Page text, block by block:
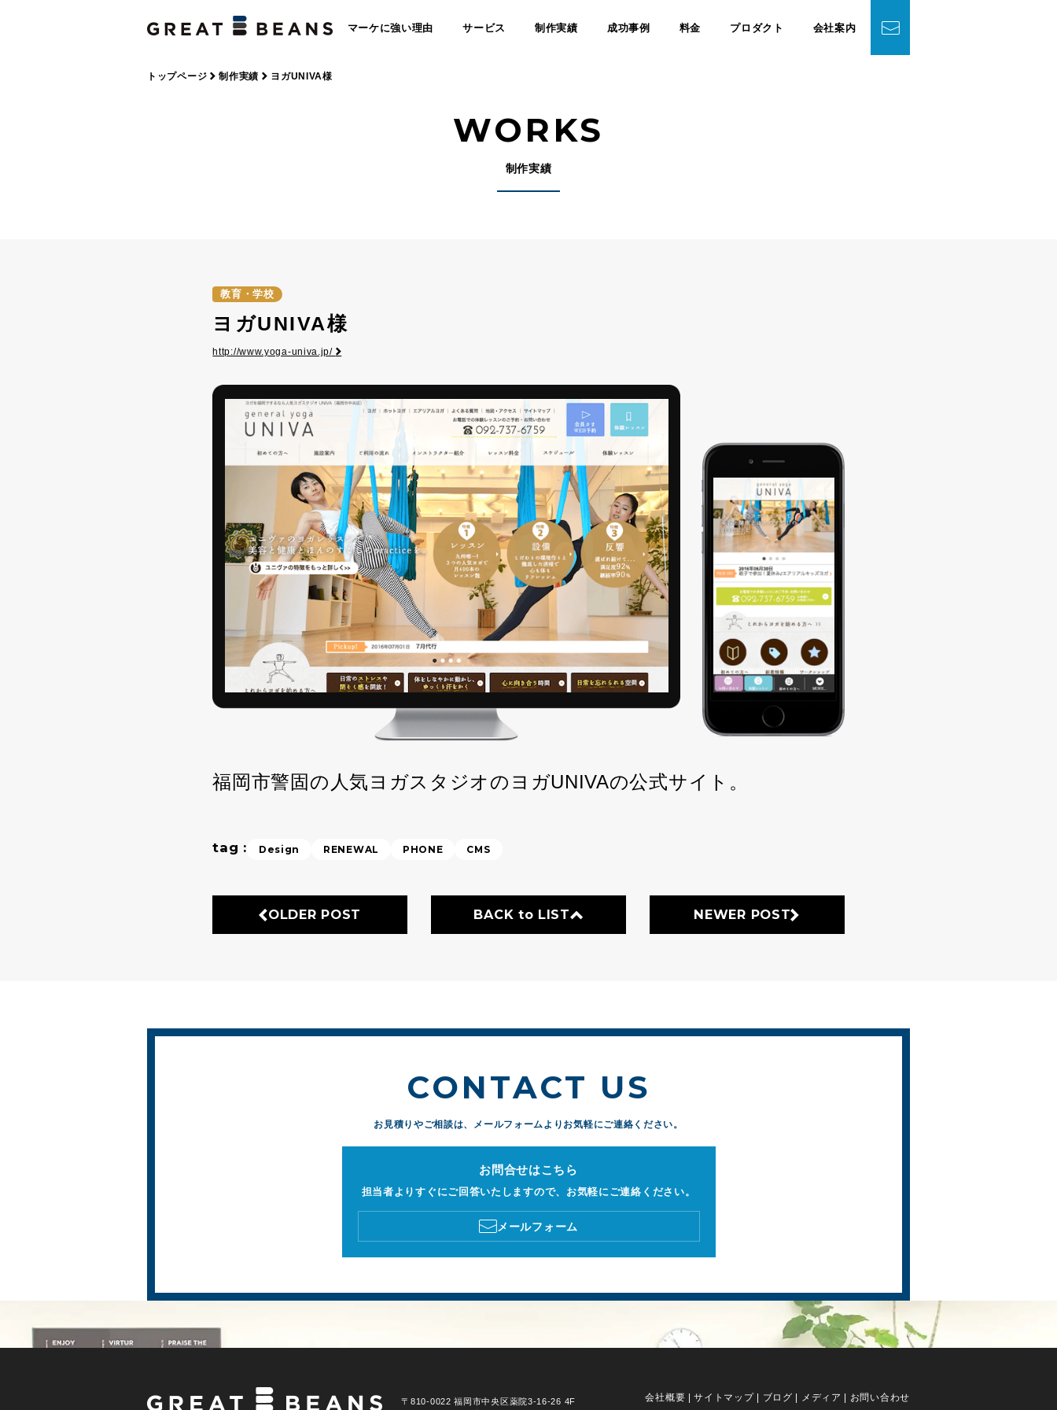
マーケに強い理由 サービス 制作実績 成功事例 料金 プロダクト 会社案内
トップページ 制作実績 ヨガUNIVA様
WORKS
制作実績
教育・学校
ヨガUNIVA様
http://www.yoga-univa.jp/
福岡市警固の人気ヨガスタジオのヨガUNIVAの公式サイト。
tag : Design RENEWAL PHONE CMS
OLDER POST BACK to LIST NEWER POST
CONTACT US
お見積りやご相談は、 メールフォームよりお気軽にご連絡ください。
お問合せはこちら
担当者よりすぐにご回答いたしますので、お気軽にご連絡ください。
メールフォーム
〒810-0022 福岡市中央区薬院3-16-26 4F
会社概要 |サイトマップ| ブログ メディア お問い合わせ